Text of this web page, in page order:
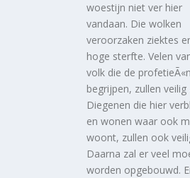
woestijn niet ver hier
vandaan. Die wolken
veroorzaken ziektes
hoge sterfte. Velen
volk die de profetieÃ«n
begrijpen, zullen veilig
Diegenen die hier
en wonen waar ook
woont, zullen ook
Daarna zal er veel
worden opgebouwd.